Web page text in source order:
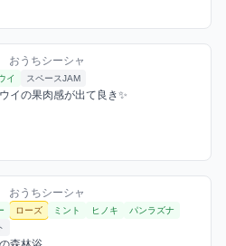
見る
うちシーシャ / 2026年4月21日
おうちシーシャ
バー
イ スペースJAM
イの果肉感が出て良き✨
見る
うちシーシャ / 2026年4月29日
おうちシーシャ
バー
ローズ ミント ヒノキ
パンラズナ